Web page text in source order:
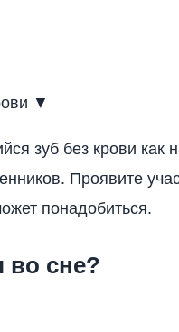
▼
зуб без крови как
Проявите
понадобиться.
во сне?